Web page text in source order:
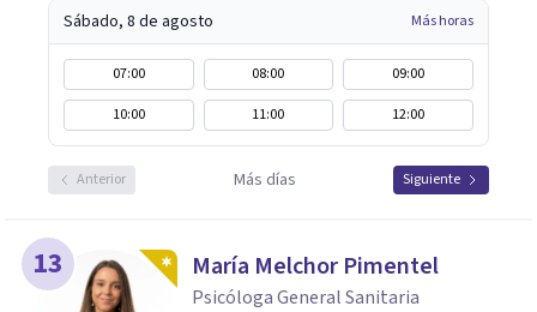
Sábado, 8 de agosto Más horas
07:00 08:00
09:00
10:00
11:00 12:00
Anterior Más días Siguiente
13 María Melchor Pimentel
Psicóloga General Sanitaria